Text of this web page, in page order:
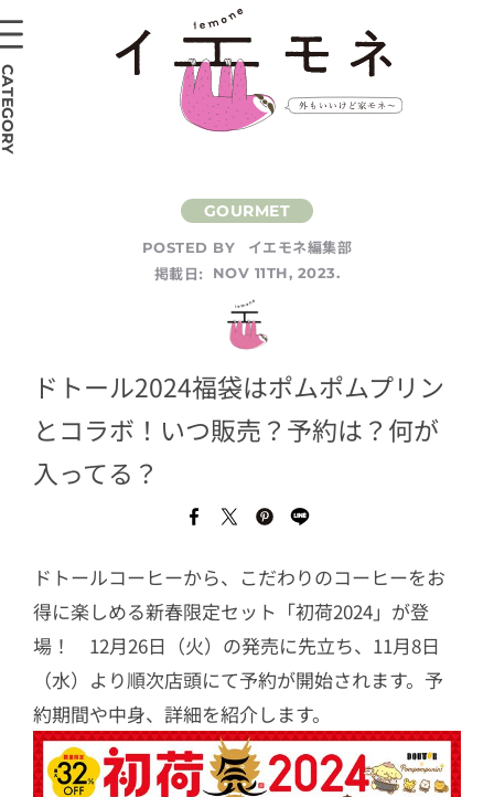
POSTED BY
イエモネ編集部
掲載日:
NOV 11TH, 2023.
ドトール2024福袋はポムポムプリン
とコラボ！いつ販売？予約は？何が
入ってる？
ドトールコーヒーから、こだわりのコーヒーをお
得に楽しめる新春限定セット「初荷2024」が登
場！ 12月26日（火）の発売に先立ち、11月8日
（水）より順次店頭にて予約が開始されます。予
約期間や中身、詳細を紹介します。